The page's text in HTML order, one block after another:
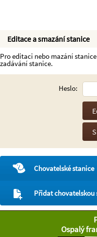
Editace a smazání stanice
Pro editaci nebo mazání
zadávání stanice.
Heslo:
Chovatelské stanice
Přidat chovatelskou
Ospalý